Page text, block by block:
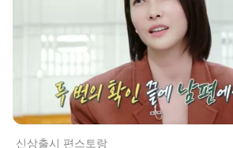
신상출시 편스토랑